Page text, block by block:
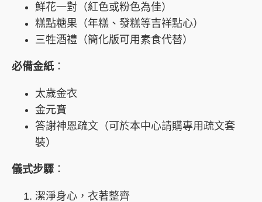
鮮花一對（紅色或粉色為佳）
糕點糖果（年糕、發糕等吉祥點心）
三牲酒禮（簡化版可用素食代替）
必備金紙：
太歲金衣
金元寶
答謝神恩疏文（可於本中心請購專用疏文套
裝）
儀式步驟 ：
潔淨身心，衣著整齊